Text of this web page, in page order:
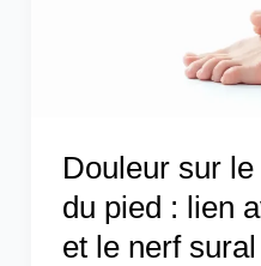
Douleur sur
du pied : lien
et le nerf sural
la
tendinite
et
le